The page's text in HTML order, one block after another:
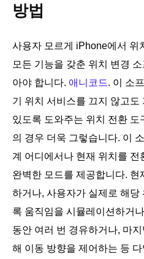
방법
사용자 모르게 iPhone에서 위
모든 기능을 갖춘 위치 변경
아야 합니다. 애니코드. 이 소
기 위치 서비스를 끄지 않고도
있도록 도와주는 위치 전환
의 경우 더욱 그렇습니다. 이
계 어디에서나 현재 위치를 전
완벽한 모드를 제공합니다. 현
하거나, 사용자가 실제로 해당
록 움직임을 시뮬레이션하거
동안 여러 번 경유하거나, 마
해 이동 방향을 제어하는 등